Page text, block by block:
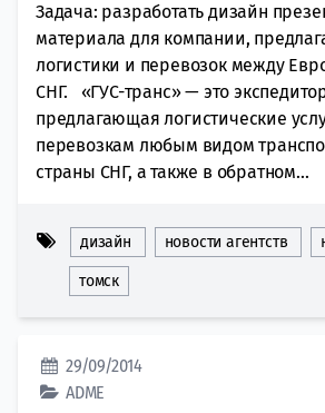
Задача: разработать дизайн
материала для компании,
логистики и перевозок между
СНГ. «ГУС-транс» — это
предлагающая логистические
перевозкам любым видом
страны СНГ, а также в обратном...
дизайн новости агентств
томск
29/09/2014
ADME